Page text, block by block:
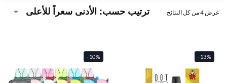
عرض ⁦4⁩ من كل النتائج
-13%
-10%